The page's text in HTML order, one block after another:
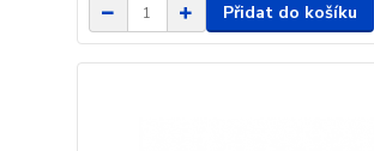
Přidat do košíku